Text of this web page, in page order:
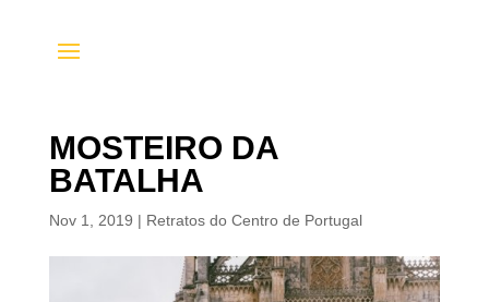
MOSTEIRO DA
BATALHA
Nov 1, 2019 | Retratos do Centro de Portugal